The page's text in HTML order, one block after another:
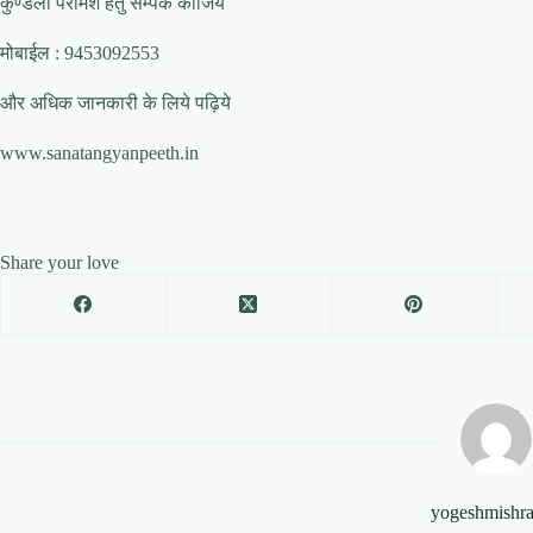
मोबाईल : 9453092553
और अधिक जानकारी के लिये पढ़िये
www.sanatangyanpeeth.in
Share your love